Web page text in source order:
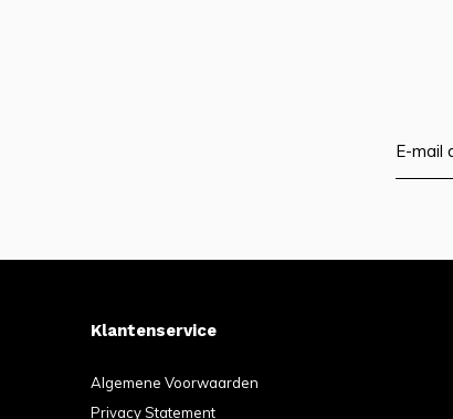
Klantenservice
Algemene Voorwaarden
Privacy Statement